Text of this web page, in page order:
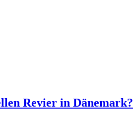
Revier in Dänemark?